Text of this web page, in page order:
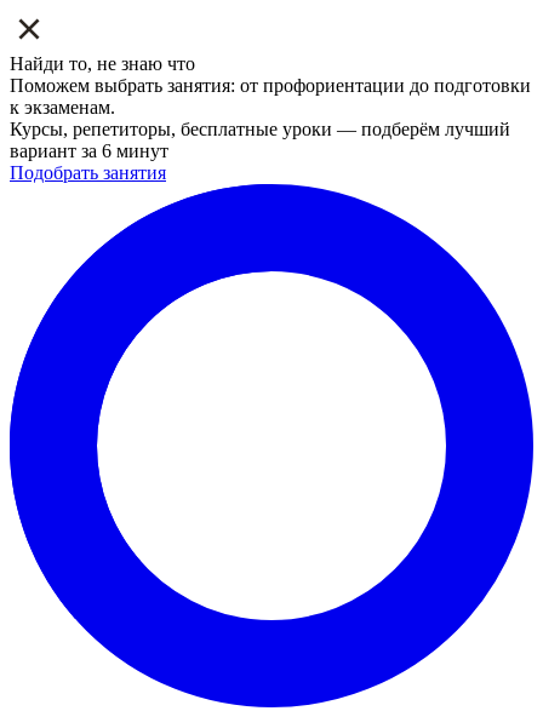
Найди то, не знаю что
Поможем выбрать занятия: от профориентации до подготовки
к экзаменам.
Курсы, репетиторы, бесплатные уроки — подберём лучший
вариант за 6 минут
Подобрать занятия